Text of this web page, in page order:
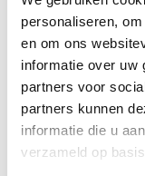
personaliseren,
en om ons
informatie over uw
partners voor
partners kunnen
informatie die u
verzameld op